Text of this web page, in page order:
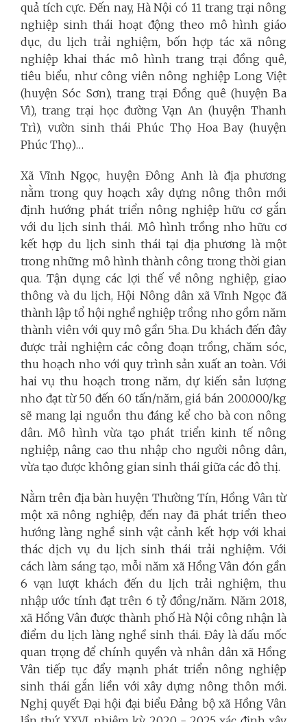
quả tích cực. Đến nay, Hà Nội có 11 trang trại nông
nghiệp sinh thái hoạt động theo mô hình giáo
dục, du lịch trải nghiệm, bốn hợp tác xã nông
nghiệp khai thác mô hình trang trại đồng quê,
tiêu biểu, như công viên nông nghiệp Long Việt
(huyện Sóc Sơn), trang trại Đồng quê (huyện Ba
Vì), trang trại học đường Vạn An (huyện Thanh
Trì), vườn sinh thái Phúc Thọ Hoa Bay (huyện
Phúc Thọ)…
Xã Vĩnh Ngọc, huyện Đông Anh là địa phương
nằm trong quy hoạch xây dựng nông thôn mới
định hướng phát triển nông nghiệp hữu cơ gắn
với du lịch sinh thái. Mô hình trồng nho hữu cơ
kết hợp du lịch sinh thái tại địa phương là một
trong những mô hình thành công trong thời gian
qua. Tận dụng các lợi thế về nông nghiệp, giao
thông và du lịch, Hội Nông dân xã Vĩnh Ngọc đã
thành lập tổ hội nghề nghiệp trồng nho gồm năm
thành viên với quy mô gần 5ha. Du khách đến đây
được trải nghiệm các công đoạn trồng, chăm sóc,
thu hoạch nho với quy trình sản xuất an toàn. Với
hai vụ thu hoạch trong năm, dự kiến sản lượng
nho đạt từ 50 đến 60 tấn/năm, giá bán 200.000/kg
sẽ mang lại nguồn thu đáng kể cho bà con nông
dân. Mô hình vừa tạo phát triển kinh tế nông
nghiệp, nâng cao thu nhập cho người nông dân,
vừa tạo được không gian sinh thái giữa các đô thị.
Nằm trên địa bàn huyện Thường Tín, Hồng Vân từ
một xã nông nghiệp, đến nay đã phát triển theo
hướng làng nghề sinh vật cảnh kết hợp với khai
thác dịch vụ du lịch sinh thái trải nghiệm. Với
cách làm sáng tạo, mỗi năm xã Hồng Vân đón gần
6 vạn lượt khách đến du lịch trải nghiệm, thu
nhập ước tính đạt trên 6 tỷ đồng/năm. Năm 2018,
xã Hồng Vân được thành phố Hà Nội công nhận là
điểm du lịch làng nghề sinh thái. Đây là dấu mốc
quan trọng để chính quyền và nhân dân xã Hồng
Vân tiếp tục đẩy mạnh phát triển nông nghiệp
sinh thái gắn liền với xây dựng nông thôn mới.
Nghị quyết Đại hội đại biểu Đảng bộ xã Hồng Vân